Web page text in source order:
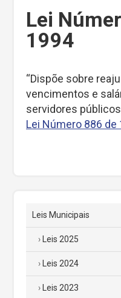
Lei
1994
“Dispõe sobre
vencimentos e
servidores públicos
Lei Número 886 de
Leis Municipais
Leis 2025
Leis 2024
Leis 2023